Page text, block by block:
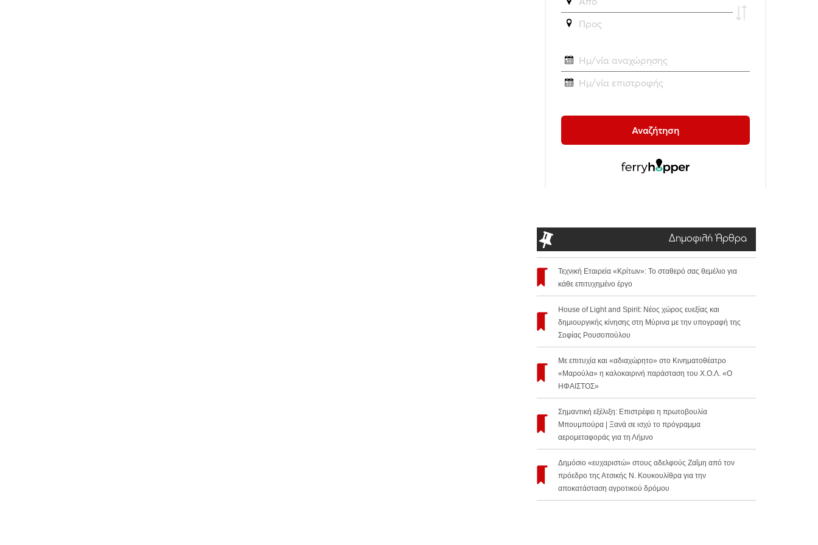
Δημοφιλή Άρθρα
Τεχνική Εταιρεία «Κρίτων»: Το σταθερό σας θεμέλιο για
κάθε επιτυχημένο έργο
House of Light and Spirit: Νέος χώρος ευεξίας και
δημιουργικής κίνησης στη Μύρινα με την υπογραφή της
Σοφίας Ρουσοπούλου
Με επιτυχία και «αδιαχώρητο» στο Κινηματοθέατρο
«Μαρούλα» η καλοκαιρινή παράσταση του Χ.Ο.Λ. «Ο
ΗΦΑΙΣΤΟΣ»
Σημαντική εξέλιξη: Επιστρέφει η πρωτοβουλία
Μπουμπούρα | Ξανά σε ισχύ το πρόγραμμα
αερομεταφοράς για τη Λήμνο
Δημόσιο «ευχαριστώ» στους αδελφούς Ζαΐμη από τον
πρόεδρο της Ατσικής Ν. Κουκουλίθρα για την
αποκατάσταση αγροτικού δρόμου